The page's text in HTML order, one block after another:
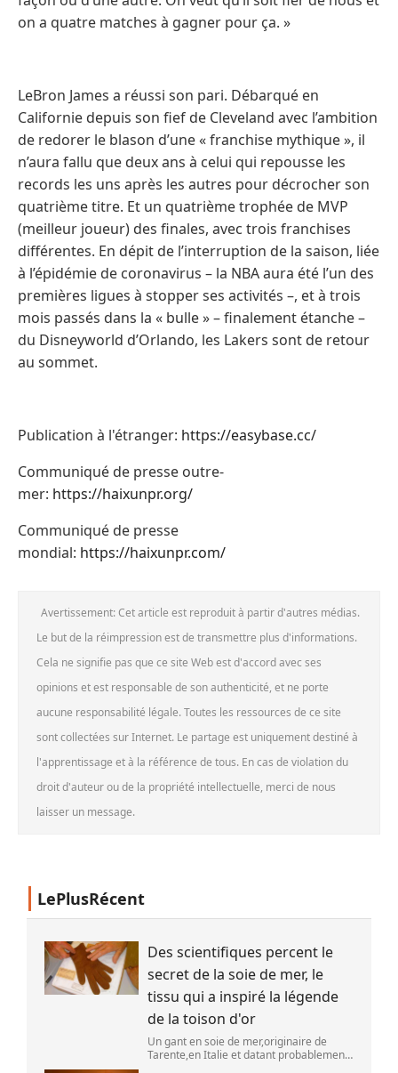
on a quatre matches à gagner pour ça. »
LeBron James a réussi son pari. Débarqué en
Californie depuis son fief de Cleveland avec l’ambition
de redorer le blason d’une « franchise mythique », il
n’aura fallu que deux ans à celui qui repousse les
records les uns après les autres pour décrocher son
quatrième titre. Et un quatrième trophée de MVP
(meilleur joueur) des finales, avec trois franchises
différentes. En dépit de l’interruption de la saison, liée
à l’épidémie de coronavirus – la NBA aura été l’un des
premières ligues à stopper ses activités –, et à trois
mois passés dans la « bulle » – finalement étanche –
du Disneyworld d’Orlando, les Lakers sont de retour
au sommet.
Publication à l'étranger: https://easybase.cc/
Communiqué de presse outre-
mer: https://haixunpr.org/
Communiqué de presse
mondial: https://haixunpr.com/
Avertissement: Cet article est reproduit à partir d'autres médias.
Le but de la réimpression est de transmettre plus d'informations.
Cela ne signifie pas que ce site Web est d'accord avec ses
opinions et est responsable de son authenticité, et ne porte
aucune responsabilité légale. Toutes les ressources de ce site
sont collectées sur Internet. Le partage est uniquement destiné à
l'apprentissage et à la référence de tous. En cas de violation du
droit d'auteur ou de la propriété intellectuelle, merci de nous
laisser un message.
LePlusRécent
Des scientifiques percent le
secret de la soie de mer, le
tissu qui a inspiré la légende
de la toison d'or
Un gant en soie de mer,originaire de
Tarente,en Italie et datant probablement